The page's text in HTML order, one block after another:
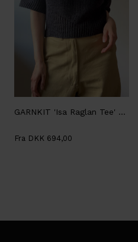
GARNKIT 'Isa Raglan Tee' - Aegyoknit
Fra DKK 694,00